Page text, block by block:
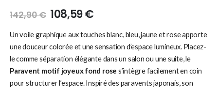
142,90€ 108,59€
Un voile graphique aux touches blanc, bleu, jaune et rose apporte
une douceur colorée et une sensation d’espace lumineux. Placez-
le comme séparation élégante dans un salon ou une suite, le
Paravent motif joyeux fond rose s’intègre facilement en coin
pour structurer l’espace. Inspiré des paravents japonais, son